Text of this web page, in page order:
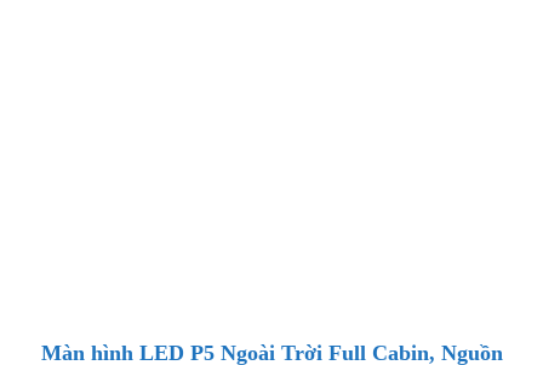
Màn hình LED P5 Ngoài Trời Full Cabin, Nguồn